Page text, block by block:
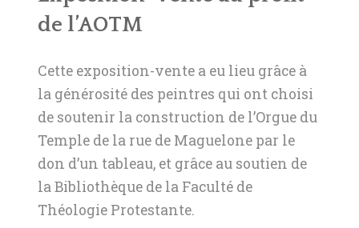
de l’AOTM
Cette exposition-vente a eu lieu grâce à
la générosité des peintres qui ont choisi
de soutenir la construction de l’Orgue du
Temple de la rue de Maguelone par le
don d’un tableau, et grâce au soutien de
la Bibliothèque de la Faculté de
Théologie Protestante.